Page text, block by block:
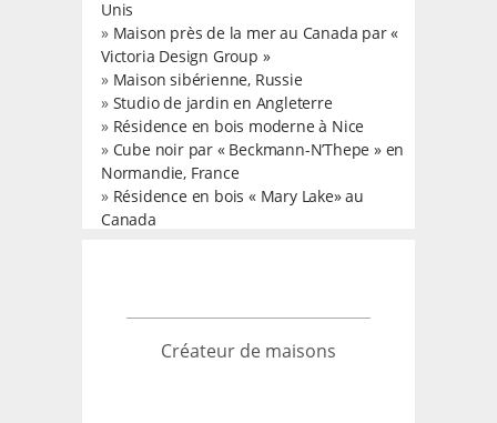
Unis
» Maison près de la mer au Canada par «
Victoria Design Group »
» Maison sibérienne, Russie
» Studio de jardin en Angleterre
» Résidence en bois moderne à Nice
» Cube noir par « Beckmann-N’Thepe » en
Normandie, France
» Résidence en bois « Mary Lake» au
Canada
Créateur de maisons